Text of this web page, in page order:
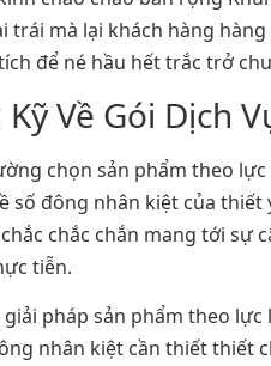
trái mà lại khách hàng
để né hầu hết trắc trở
Về Gói Dịch
chọn sản phẩm theo
số đông nhân kiệt của
chắc chắn mang tới sự
tiễn.
pháp sản phẩm theo
nhân kiệt cần thiết thiết